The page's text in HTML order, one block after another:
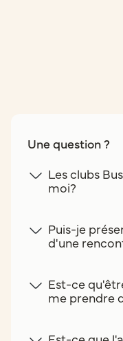
Une question ?
Les clubs
moi?
Puis-je
d'une
Est-ce
me prendre